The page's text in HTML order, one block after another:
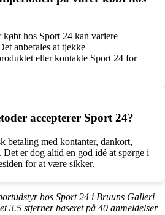
købt hos Sport 24 kan variere
anbefales at tjekke
eller kontakte Sport 24 for
accepterer Sport 24?
betaling med kontanter, dankort,
er dog altid en god idé at spørge i
for at være sikker.
hos Sport 24 i Bruuns Galleri
3.5 stjerner baseret på 40 anmeldelser